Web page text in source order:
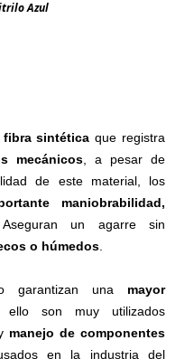
Azul
fibra sintética que registra
mecánicos , a pesar de
de este material, los
maniobrabilidad,
Aseguran un agarre sin
o húmedos
garantizan una mayor
ello son muy utilizados
manejo de componentes
en la industria del